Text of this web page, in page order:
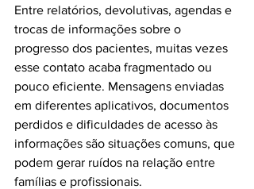
Entre relatórios, devolutivas, agendas e
trocas de informações sobre o
progresso dos pacientes, muitas vezes
esse contato acaba fragmentado ou
pouco eficiente. Mensagens enviadas
em diferentes aplicativos, documentos
perdidos e dificuldades de acesso às
informações são situações comuns, que
podem gerar ruídos na relação entre
famílias e profissionais.